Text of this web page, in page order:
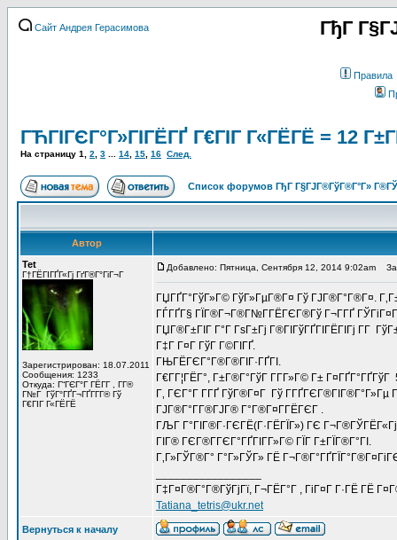
Сайт Андрея Герасимова ГђГ
Правила
ГЋГІГЄГ°Г»ГІГЁГҐ Г€ГІГ Г«ГЁГЁ = 12
На страницу 1 2 3 14 15 16 След.
Список форумов ГђГ Г§ГЈГ®ГўГ®Г°Г»
Автор
Tet
Г†ГЁГІГҐГ«Гј ГґГ®Г°ГіГ¬Г
Зарегистрирован: 18.07.2011
Сообщения: 1233
Откуда: Г“ГЄГ°Г ГЁГ­Г , Г­Г®
Г№Г ГўГ°ГҐГ¬ГҐГ­Г­Г® Гў
Г€ГІГ Г«ГЁГЁ
Добавлено: Пятница, Сентября 12, 2014 9:02am
ГЏГҐГ°ГўГ»Г© ГўГ»ГµГ®Г¤ Гў ГЈГ®Г°Г®Г¤.
ГЃГҐГ§ ГЇГ®Г¬Г®Г№Г­ГЁГЄГ®Гў Г¬Г­ГҐ
ГЏГ®Г±ГІГ Г°Г ГѕГ±Гј Г®ГІГўГҐГІГЁГІГј Г­Г
Г‡Г Г¤Г ГўГ Г©ГІГҐ.
ГЊГЁГЄГ°Г®Г®ГІГ·ГҐГІ.
Г€Г­Г¦ГЁГ°, Г±Г®Г°ГўГ Г­Г­Г»Г© Г±
Г‚ ГЄГ°Г Г­ГҐ ГўГ®Г¤Г Гў Г­ГҐГЄГ®ГІГ®Г°Г»Гµ
ГЈГ®Г°Г­Г®ГЈГ® Г°Г®Г¤Г­ГЁГЄГ .
ГЉГ Г°ГІГ®Г·ГЄГЁ(Г·ГЁГЇГ») ГЄ
ГІГ® ГЄГ®Г­ГЄГ°ГҐГІГ­Г»Г© ГЇГ Г±ГЇГ®Г°ГІ.
Г‚Г»ГЎГ®Г° Г°Г»ГЎГ» ГЁ
Г‡Г¤Г®Г°Г®ГўГјГї, Г¬ГЁГ°Г , ГіГ¤Г Г·ГЁ ГЁ
Tatiana_tetris@ukr.net
Вернуться к началу